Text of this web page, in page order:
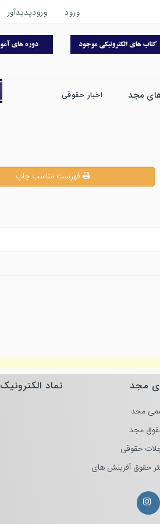
ورود ورودپدیدآور
مجد اخبار حقوقی
فهرست مناسب چاپ
مجد
مجد
مجد
حقوقی
حقوق آفرینش های
نماد الکترونیک